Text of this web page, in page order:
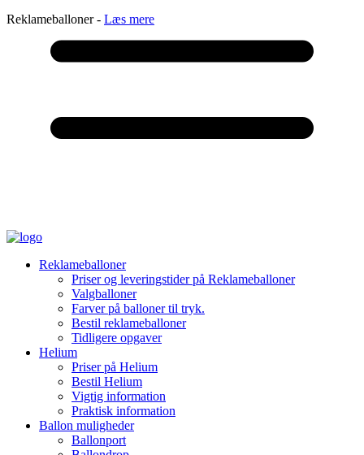
Reklameballoner - Læs mere
Reklameballoner
Priser og leveringstider på Reklameballoner
Valgballoner
Farver på balloner til tryk.
Bestil reklameballoner
Tidligere opgaver
Helium
Priser på Helium
Bestil Helium
Vigtig information
Praktisk information
Ballon muligheder
Ballonport